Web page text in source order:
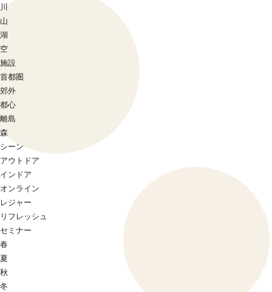
川
山
湖
空
施設
首都圏
郊外
都心
離島
森
シーン
アウトドア
インドア
オンライン
レジャー
リフレッシュ
セミナー
春
夏
秋
冬